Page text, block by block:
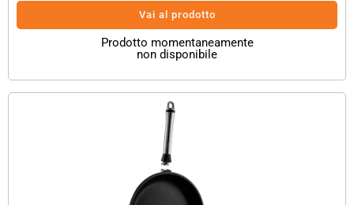
Vai al prodotto
Prodotto momentaneamente
non disponibile